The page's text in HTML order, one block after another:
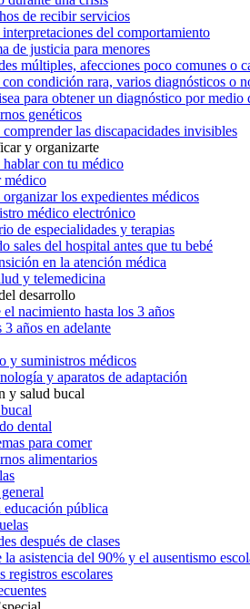
de recibir servicios
del comportamiento
de justicia para menores
múltiples, afecciones poco comunes o
condición rara, varios diagnósticos o
para obtener un diagnóstico por medio
genéticos
las discapacidades invisibles
y organizarte
con tu médico
médico
los expedientes médicos
médico electrónico
de especialidades y terapias
sales del hospital antes que tu bebé
en la atención médica
y telemedicina
desarrollo
el nacimiento hasta los 3 años
3 años en adelante
y suministros médicos
y aparatos de adaptación
y salud bucal
dental
para comer
alimentarios
educación pública
después de clases
la asistencia del 90% y el ausentismo
registros escolares